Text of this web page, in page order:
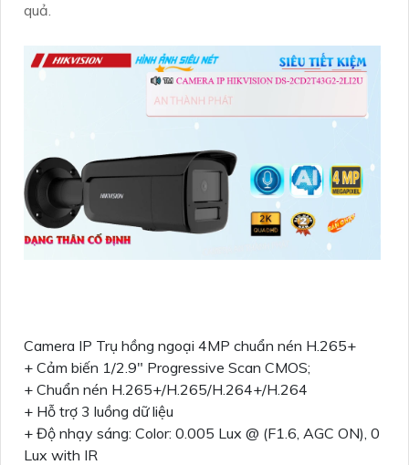
quả.
Camera IP Trụ hồng ngoại 4MP chuẩn nén H.265+
+ Cảm biến 1/2.9" Progressive Scan CMOS;
+ Chuẩn nén H.265+/H.265/H.264+/H.264
+ Hỗ trợ 3 luồng dữ liệu
+ Độ nhạy sáng: Color: 0.005 Lux @ (F1.6, AGC ON), 0
Lux with IR